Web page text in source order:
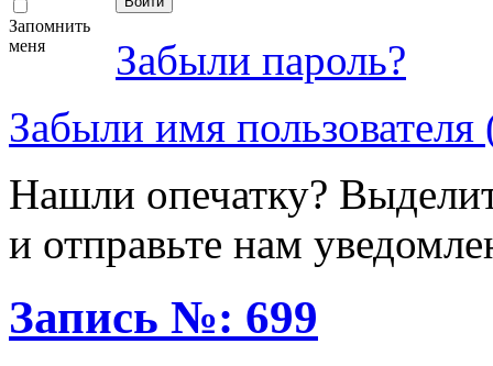
Запомнить
меня
Забыли пароль?
Забыли имя пользователя
Нашли опечатку?
и отправьте нам
Запись №: 699